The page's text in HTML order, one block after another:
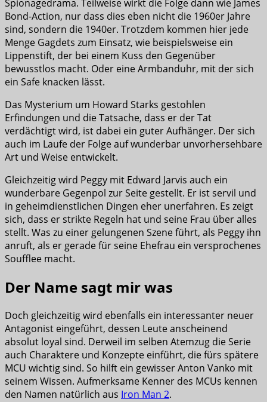
Spionagedrama. Teilweise wirkt die Folge dann wie James
Bond-Action, nur dass dies eben nicht die 1960er Jahre
sind, sondern die 1940er. Trotzdem kommen hier jede
Menge Gagdets zum Einsatz, wie beispielsweise ein
Lippenstift, der bei einem Kuss den Gegenüber
bewusstlos macht. Oder eine Armbanduhr, mit der sich
ein Safe knacken lässt.
Das Mysterium um Howard Starks gestohlen
Erfindungen und die Tatsache, dass er der Tat
verdächtigt wird, ist dabei ein guter Aufhänger. Der sich
auch im Laufe der Folge auf wunderbar unvorhersehbare
Art und Weise entwickelt.
Gleichzeitig wird Peggy mit Edward Jarvis auch ein
wunderbare Gegenpol zur Seite gestellt. Er ist servil und
in geheimdienstlichen Dingen eher unerfahren. Es zeigt
sich, dass er strikte Regeln hat und seine Frau über alles
stellt. Was zu einer gelungenen Szene führt, als Peggy ihn
anruft, als er gerade für seine Ehefrau ein versprochenes
Soufflee macht.
Der Name sagt mir was
Doch gleichzeitig wird ebenfalls ein interessanter neuer
Antagonist eingeführt, dessen Leute anscheinend
absolut loyal sind. Derweil im selben Atemzug die Serie
auch Charaktere und Konzepte einführt, die fürs spätere
MCU wichtig sind. So hilft ein gewisser Anton Vanko mit
seinem Wissen. Aufmerksame Kenner des MCUs kennen
den Namen natürlich aus Iron Man 2.